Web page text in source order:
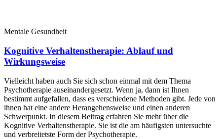
Mentale Gesundheit
Kognitive Verhaltenstherapie: Ablauf und
Wirkungsweise
Vielleicht haben auch Sie sich schon einmal mit dem Thema
Psychotherapie auseinandergesetzt. Wenn ja, dann ist Ihnen
bestimmt aufgefallen, dass es verschiedene Methoden gibt. Jede von
ihnen hat eine andere Herangehensweise und einen anderen
Schwerpunkt. In diesem Beitrag erfahren Sie mehr über die
Kognitive Verhaltenstherapie. Sie ist die am häufigsten untersuchte
und verbreitetste Form der Psychotherapie.